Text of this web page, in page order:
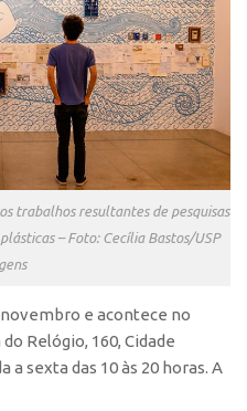
trabalhos resultantes de pesquisas
– Foto: Cecília Bastos/USP
e acontece no
Relógio, 160, Cidade
a sexta das 10 às 20 horas. A